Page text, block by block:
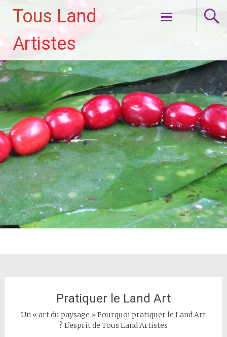
Tous Land
Artistes
contenu
Pratiquer le Land Art
Un « art du paysage » Pourquoi pratiquer le Land Art
? L’esprit de Tous Land Artistes